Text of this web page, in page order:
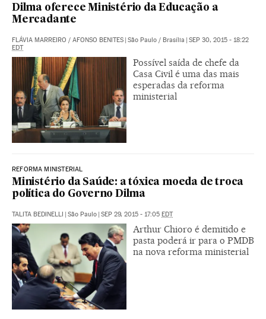
Dilma oferece Ministério da Educação a
Mercadante
FLÁVIA MARREIRO / AFONSO BENITES | São Paulo / Brasília | SEP 30, 2015 - 18:22
EDT
Possível saída de chefe da
Casa Civil é uma das mais
esperadas da reforma
ministerial
REFORMA MINISTERIAL
Ministério da Saúde: a tóxica moeda de troca
política do Governo Dilma
TALITA BEDINELLI | São Paulo | SEP 29, 2015 - 17:05 EDT
Arthur Chioro é demitido e
pasta poderá ir para o PMDB
na nova reforma ministerial